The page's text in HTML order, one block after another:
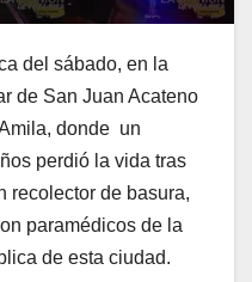
del sábado, en la
de San Juan Acateno
donde un
perdió la vida tras
recolector de basura,
paramédicos de la
de esta ciudad.